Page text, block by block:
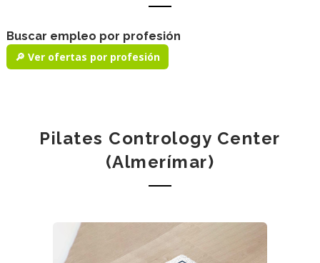
Buscar empleo por profesión
🔎 Ver ofertas por profesión
Pilates Contrology Center
(Almerímar)